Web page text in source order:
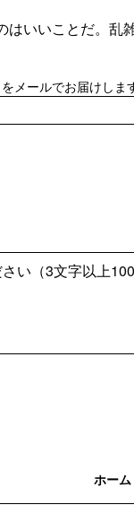
はいいことだ。乱
メールでお届けし
ホーム